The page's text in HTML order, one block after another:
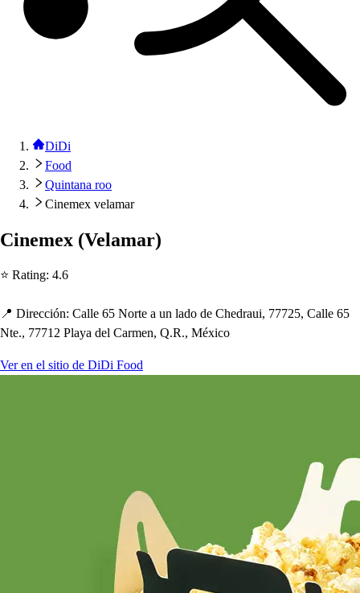
DiDi
Food
Quintana roo
Cinemex velamar
Cinemex (Velamar)
⭐ Rating: 4.6
📍 Dirección: Calle 65 Norte a un lado de Chedraui, 77725, Calle 65
Nte., 77712 Playa del Carmen, Q.R., México
Ver en el sitio de DiDi Food